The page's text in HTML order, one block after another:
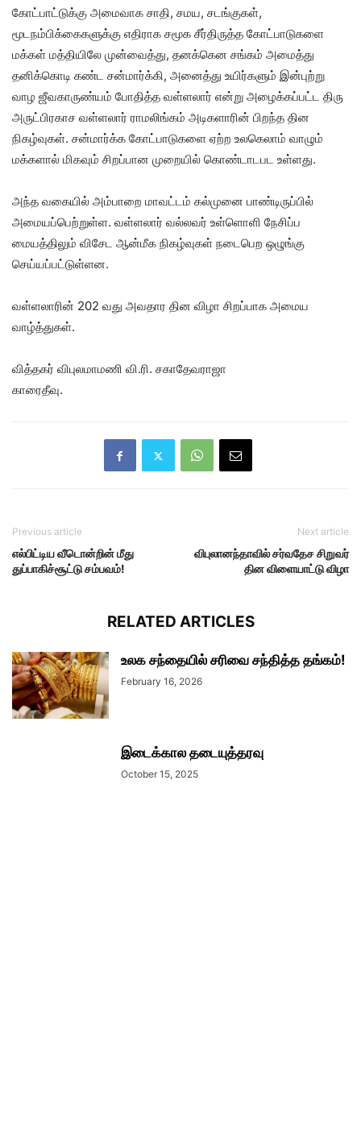
கோட்பாட்டுக்கு அமைவாக சாதி, சமய, சடங்குகள்,
மூடநம்பிக்கைகளுக்கு எதிராக சமூக சீர்திருத்த கோட்பாடுகளை
மக்கள் மத்தியிலே முன்வைத்து, தனக்கென சங்கம் அமைத்து
தனிக்கொடி கண்ட சன்மார்க்கி, அனைத்து உயிர்களும் இன்புற்று
வாழ ஜீவகாருண்யம் போதித்த வள்ளலார் என்று அழைக்கப்பட்ட திரு
அருட்பிரகாச வள்ளலார் ராமலிங்கம் அடிகளாரின் பிறந்த தின
நிகழ்வுகள். சன்மார்க்க கோட்பாடுகளை ஏற்ற உலகெலாம் வாழும்
மக்களால் மிகவும் சிறப்பான முறையில் கொண்டாடபட உள்ளது.
அந்த வகையில் அம்பாறை மாவட்டம் கல்முனை பாண்டிருப்பில்
அமையப்பெற்றுள்ள. வள்ளலார் வல்லவர் உள்ளொளி நேசிப்ப
மையத்திலும் விசேட ஆன்மீக நிகழ்வுகள் நடைபெற ஒழுங்கு
செய்யப்பட்டுள்ளன.
வள்ளலாரின் 202 வது அவதார தின விழா சிறப்பாக அமைய
வாழ்த்துகள்.
வித்தகர் விபுலமாமணி வி.ரி. சகாதேவராஜா
காரைதீவு.
Previous article
எல்பிட்டிய வீடொன்றின் மீது
துப்பாகிச்சூட்டு சம்பவம்!
Next article
விபுலானந்தாவில் சர்வதேச சிறுவர்
தின விளையாட்டு விழா
RELATED ARTICLES
உலக சந்தையில் சரிவை சந்தித்த தங்கம்!
February 16, 2026
இடைக்கால தடையுத்தரவு
October 15, 2025